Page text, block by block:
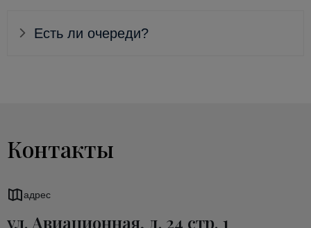
Есть ли очереди?
Контакты
адрес
ул. Авиационная, д. 24 стр. 1